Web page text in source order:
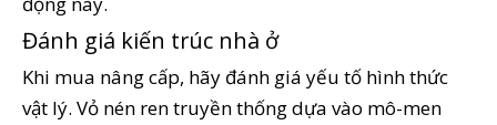
Đánh giá kiến ​​trúc nhà ở
Khi mua nâng cấp, hãy đánh giá yếu tố hình thức
vật lý. Vỏ nén ren truyền thống dựa vào mô-men